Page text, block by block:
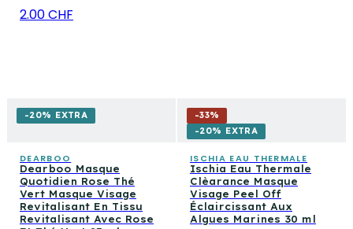
2.00 CHF
-20% EXTRA
DEARBOO
Dearboo Masque
Quotidien Rose Thé
Vert Masque Visage
Revitalisant En Tissu
Revitalisant Avec Rose
-33%
-20% EXTRA
ISCHIA EAU THERMALE
Ischia Eau Thermale
Clèarance Masque
Visage Peel Off
Éclaircissant Aux
Algues Marines 30 ml